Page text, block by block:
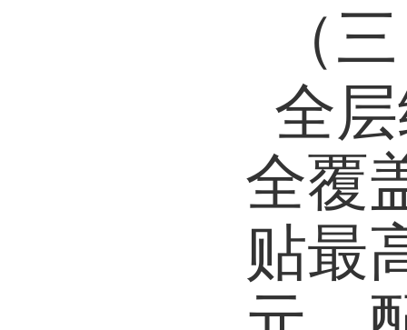
（
全
全覆
贴最